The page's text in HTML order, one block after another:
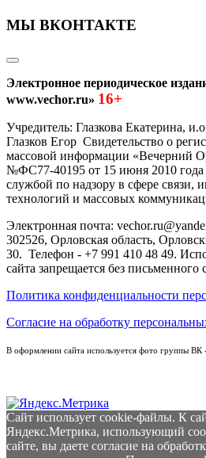
МЫ ВКОНТАКТЕ
Электронное периодическое
www.vechor.ru» 16+
Учредитель: Глазкова Екатерина,
Глазков Егор Свидетельство о
массовой информации «Вечерний
№ФС77-40195 от 15 июня 2010 года
службой по надзору в сфере связи,
технологий и массовых
Электронная почта:
302526, Орловская область,
30. Телефон - +7 991 410 48 49.
сайта запрещается без письменного
Политика конфиденциальности
Согласие на обработку
В оформлении сайта используется фото группы ВК
Сайт использует cookie-файлы. К
Яндекс.Метрика, использующий
сайте, вы даете согласие на